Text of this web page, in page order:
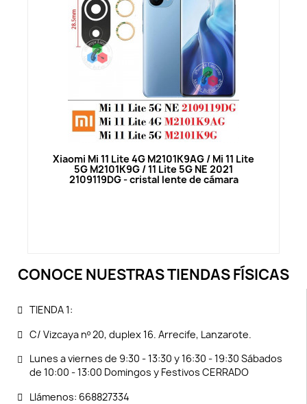
Vista rápida
Xiaomi Mi 11 Lite 4G M2101K9AG / Mi 11 Lite
5G M2101K9G / 11 Lite 5G NE 2021
2109119DG - cristal lente de cámara
CONOCE NUESTRAS TIENDAS FÍSICAS
TIENDA 1:
C/ Vizcaya nº 20, duplex 16. Arrecife, Lanzarote.
Lunes a viernes de 9:30 - 13:30 y 16:30 - 19:30 Sábados
de 10:00 - 13:00 Domingos y Festivos CERRADO
Llámenos: 668827334